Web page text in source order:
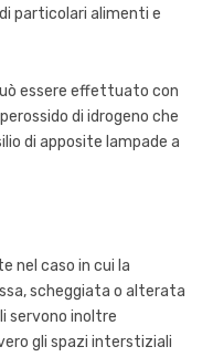
particolari alimenti e
essere effettuato con
di idrogeno che
di apposite lampade a
nel caso in cui la
scheggiata o alterata
servono inoltre
gli spazi interstiziali